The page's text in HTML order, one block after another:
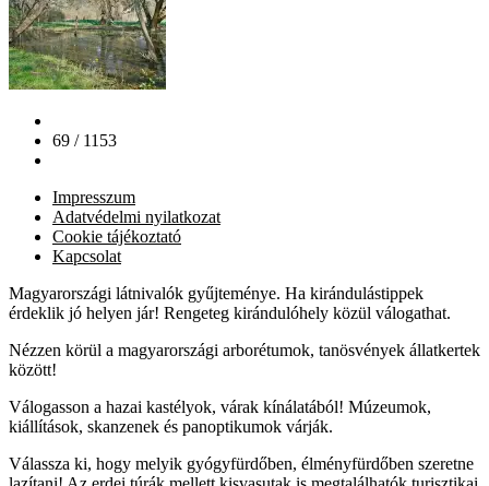
69 / 1153
Impresszum
Adatvédelmi nyilatkozat
Cookie tájékoztató
Kapcsolat
Magyarországi látnivalók gyűjteménye. Ha kirándulástippek
érdeklik jó helyen jár! Rengeteg kirándulóhely közül válogathat.
Nézzen körül a magyarországi arborétumok, tanösvények állatkertek
között!
Válogasson a hazai kastélyok, várak kínálatából! Múzeumok,
kiállítások, skanzenek és panoptikumok várják.
Válassza ki, hogy melyik gyógyfürdőben, élményfürdőben szeretne